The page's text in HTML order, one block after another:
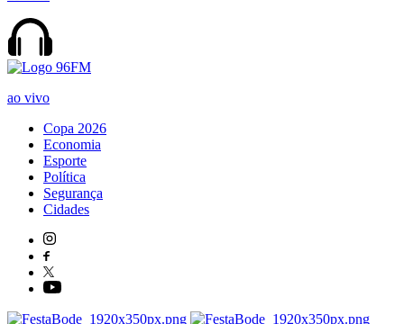
ao vivo
Copa 2026
Economia
Esporte
Política
Segurança
Cidades